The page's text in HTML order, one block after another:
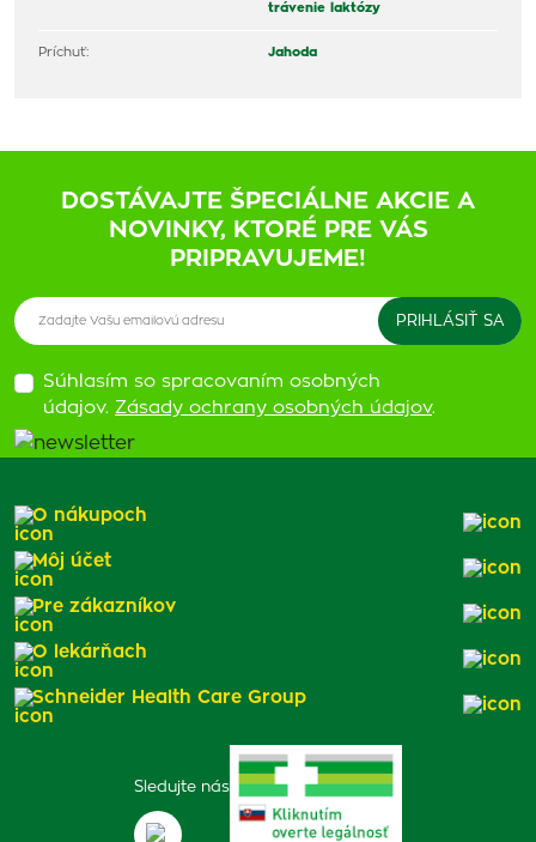
trávenie laktózy
Príchuť: Jahoda
DOSTÁVAJTE ŠPECIÁLNE AKCIE A
NOVINKY, KTORÉ PRE VÁS
PRIPRAVUJEME!
Súhlasím so spracovaním osobných
údajov. Zásady ochrany osobných údajov.
Sledujte nás
O nákupoch
Môj účet
Pre zákazníkov
O lekárňach
Schneider Health Care Group